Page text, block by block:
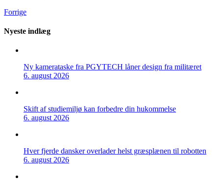
Forrige
Nyeste indlæg
Ny kamerataske fra PGYTECH låner design fra militæret
6. august 2026
Skift af studiemiljø kan forbedre din hukommelse
6. august 2026
Hver fjerde dansker overlader helst græsplænen til robotten
6. august 2026